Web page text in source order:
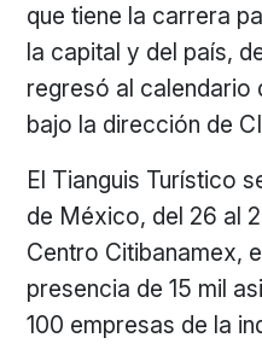
que tiene la carrera
la capital y del país,
regresó al calendario
bajo la dirección de
El Tianguis Turístico
de México, del 26 al
Centro Citibanamex,
presencia de 15 mil
100 empresas de la